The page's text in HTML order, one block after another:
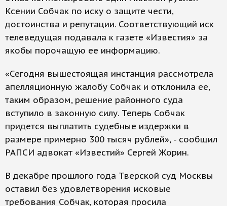
Ксении Собчак по иску о защите чести,
достоинства и репутации. Соответствующий иск
телеведущая подавала к газете «Известия» за
якобы порочащую ее информацию.
«Сегодня вышестоящая инстанция рассмотрела
апелляционную жалобу Собчак и отклонила ее,
таким образом, решение районного суда
вступило в законную силу. Теперь Собчак
придется выплатить судебные издержки в
размере примерно 300 тысяч рублей», - сообщил
РАПСИ адвокат «Известий» Сергей Жорин.
В декабре прошлого года Тверской суд Москвы
оставил без удовлетворения исковые
требования Собчак, которая просила